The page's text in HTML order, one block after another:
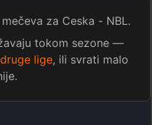
za Ceska - NBL.
tokom sezone —
druge lige, ili svrati malo